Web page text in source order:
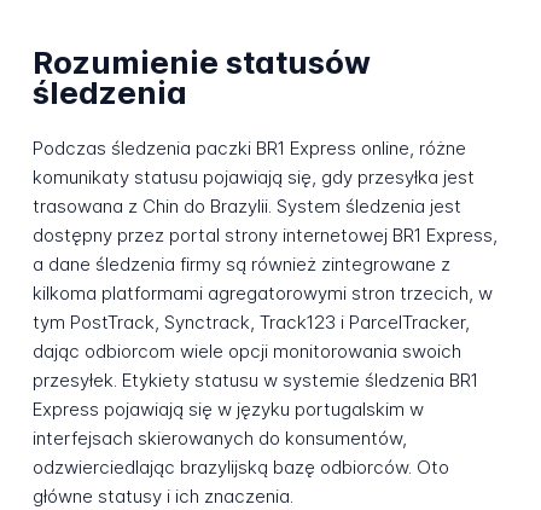
Rozumienie statusów
śledzenia
Podczas śledzenia paczki BR1 Express online, różne
komunikaty statusu pojawiają się, gdy przesyłka jest
trasowana z Chin do Brazylii. System śledzenia jest
dostępny przez portal strony internetowej BR1 Express,
a dane śledzenia firmy są również zintegrowane z
kilkoma platformami agregatorowymi stron trzecich, w
tym PostTrack, Synctrack, Track123 i ParcelTracker,
dając odbiorcom wiele opcji monitorowania swoich
przesyłek. Etykiety statusu w systemie śledzenia BR1
Express pojawiają się w języku portugalskim w
interfejsach skierowanych do konsumentów,
odzwierciedlając brazylijską bazę odbiorców. Oto
główne statusy i ich znaczenia.